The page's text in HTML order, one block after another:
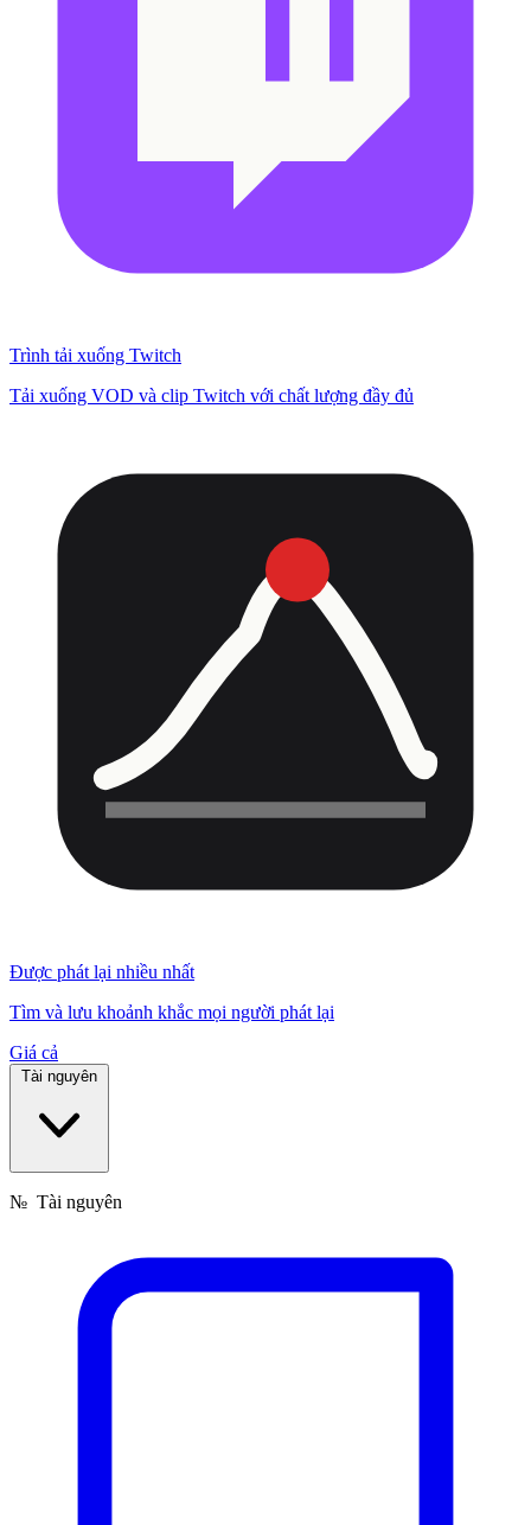
Trình tải xuống Twitch
Tải xuống VOD và clip Twitch với chất lượng đầy đủ
Được phát lại nhiều nhất
Tìm và lưu khoảnh khắc mọi người phát lại
Giá cả
Tài nguyên
№ Tài nguyên